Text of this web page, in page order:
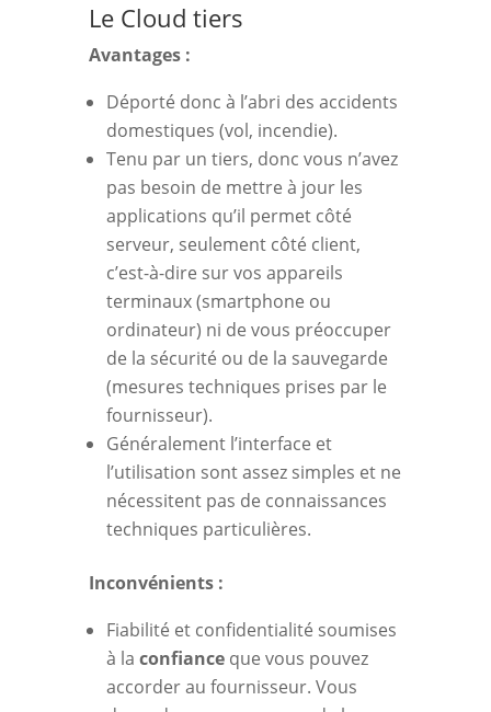
Le Cloud tiers
Avantages :
Déporté donc à l’abri des accidents
domestiques (vol, incendie).
Tenu par un tiers, donc vous n’avez
pas besoin de mettre à jour les
applications qu’il permet côté
serveur, seulement côté client,
c’est-à-dire sur vos appareils
terminaux (smartphone ou
ordinateur) ni de vous préoccuper
de la sécurité ou de la sauvegarde
(mesures techniques prises par le
fournisseur).
Généralement l’interface et
l’utilisation sont assez simples et ne
nécessitent pas de connaissances
techniques particulières.
Inconvénients :
Fiabilité et confidentialité soumises
à la confianceque vous pouvez
accorder au fournisseur. Vous